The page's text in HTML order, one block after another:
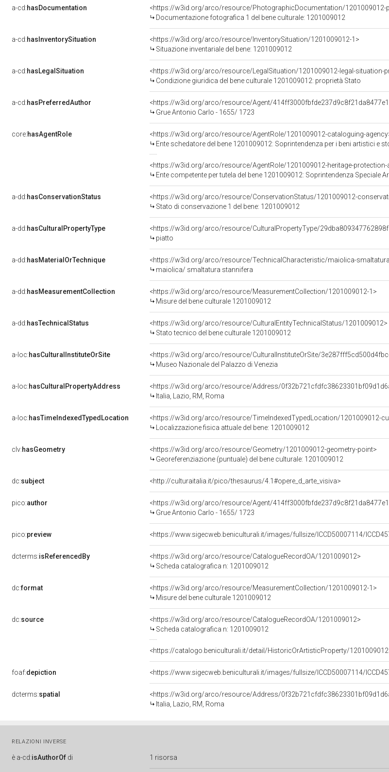
a-cd:hasDocumentation
<https://w3id.org/arco/resource/PhotographicDocumentation/1201009012-
Documentazione fotografica 1 del bene culturale: 1201009012
a-cd:hasInventorySituation
<https://w3id.org/arco/resource/InventorySituation/1201009012-1>
Situazione inventariale del bene: 1201009012
a-cd:hasLegalSituation
<https://w3id.org/arco/resource/LegalSituation/1201009012-legal-situation-
Condizione giuridica del bene culturale 1201009012: proprietà Stato
a-cd:hasPreferredAuthor
<https://w3id.org/arco/resource/Agent/
Grue Antonio Carlo - 1655/ 1723
core:hasAgentRole
<https://w3id.org/arco/resource/AgentRole/1201009012-cataloguing-
Ente schedatore del bene 1201009012: Soprintendenza per i beni artistici e
<https://w3id.org/arco/resource/AgentRole/1201009012-heritage-protection-
Ente competente per tutela del bene 1201009012: Soprintendenza Speciale
a-dd:hasConservationStatus
<https://w3id.org/arco/resource/ConservationStatus/1201009012-
Stato di conservazione 1 del bene: 1201009012
a-dd:hasCulturalPropertyType
<https://w3id.org/arco/resource/CulturalPropertyType/
piatto
a-dd:hasMaterialOrTechnique
<https://w3id.org/arco/resource/TechnicalCharacteristic/maiolica-
maiolica/ smaltatura stannifera
a-dd:hasMeasurementCollection
<https://w3id.org/arco/resource/MeasurementCollection/1201009012-1>
Misure del bene culturale 1201009012
a-dd:hasTechnicalStatus
<https://w3id.org/arco/resource/CulturalEntityTechnicalStatus/1201009012>
Stato tecnico del bene culturale 1201009012
a-loc:hasCulturalInstituteOrSite
<https://w3id.org/arco/resource/CulturalInstituteOrSite/
Museo Nazionale del Palazzo di Venezia
a-loc:hasCulturalPropertyAddress
<https://w3id.org/arco/resource/Address/
Italia, Lazio, RM, Roma
a-loc:hasTimeIndexedTypedLocation
<https://w3id.org/arco/resource/TimeIndexedTypedLocation/1201009012-
Localizzazione fisica attuale del bene: 1201009012
clv:hasGeometry
<https://w3id.org/arco/resource/Geometry/1201009012-geometry-point>
Georeferenziazione (puntuale) del bene culturale: 1201009012
dc:subject <http://culturaitalia.it/pico/thesaurus/4.1#opere_d_arte_visiva>
pico:author
<https://w3id.org/arco/resource/Agent/
Grue Antonio Carlo - 1655/ 1723
pico:preview <https://www.sigecweb.beniculturali.it/images/fullsize/ICCD50007114/
dcterms:isReferencedBy
<https://w3id.org/arco/resource/CatalogueRecordOA/1201009012>
Scheda catalografica n: 1201009012
dc:format
<https://w3id.org/arco/resource/MeasurementCollection/1201009012-1>
Misure del bene culturale 1201009012
dc:source
<https://w3id.org/arco/resource/CatalogueRecordOA/1201009012>
Scheda catalografica n: 1201009012
<https://catalogo.beniculturali.it/detail/HistoricOrArtisticProperty/
foaf:depiction <https://www.sigecweb.beniculturali.it/images/fullsize/ICCD50007114/
dcterms:spatial
<https://w3id.org/arco/resource/Address/
Italia, Lazio, RM, Roma
RELAZIONI INVERSE
è a-cd:isAuthorOf di 1 risorsa